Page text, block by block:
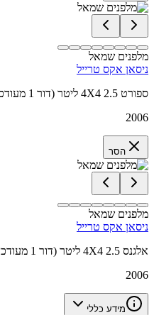
מלפנים שמאל
ניסאן אקס טרייל
ספורט 4X4 2.5 ליטר (דור 1 מעודכן)
2006
הסר
מלפנים שמאל
ניסאן אקס טרייל
אלגנס 4X4 2.5 ליטר (דור 1 מעודכן)
2006
מידע כללי